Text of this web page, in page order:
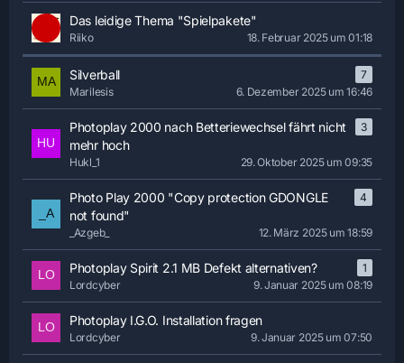
Das leidige Thema "Spielpakete"
Riiko 18. Februar 2025 um 01:18
Silverball
7
Marilesis
6. Dezember 2025 um 16:46
Photoplay 2000 nach Betteriewechsel fährt nicht
mehr hoch
3
Hukl_1 29. Oktober 2025 um 09:35
Photo Play 2000 "Copy protection GDONGLE
not found"
4
_Azgeb_ 12. März 2025 um 18:59
Photoplay Spirit 2.1 MB Defekt alternativen?
1
Lordcyber
9. Januar 2025 um 08:19
Photoplay I.G.O. Installation fragen
Lordcyber 9. Januar 2025 um 07:50